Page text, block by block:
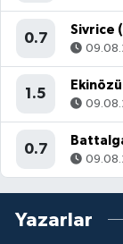
0.7
Sivrice
1.5
0.7
Yazarlar